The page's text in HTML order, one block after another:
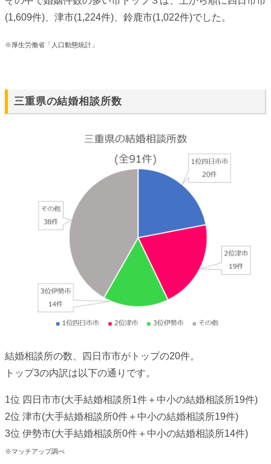
(1,609件)、津市(1,224件)、鈴鹿市(1,022件)でした。
※厚生労働省「人口動態統計」
三重県の結婚相談所数
結婚相談所の数、四日市市がトップの20件。
トップ3の内訳は以下の通りです。
1位 四日市市(大手結婚相談所1件＋中小の結婚相談所19件)
2位 津市(大手結婚相談所0件＋中小の結婚相談所19件)
3位 伊勢市(大手結婚相談所0件＋中小の結婚相談所14件)
※マッチアップ調べ